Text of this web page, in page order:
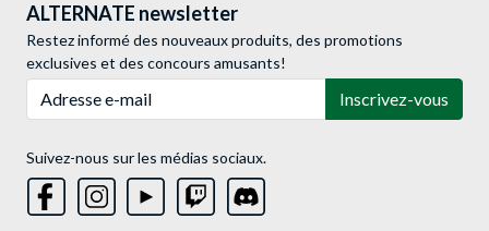
ALTERNATE newsletter
Restez informé des nouveaux produits, des promotions
exclusives et des concours amusants!
Inscrivez-vous
Suivez-nous sur les médias sociaux.